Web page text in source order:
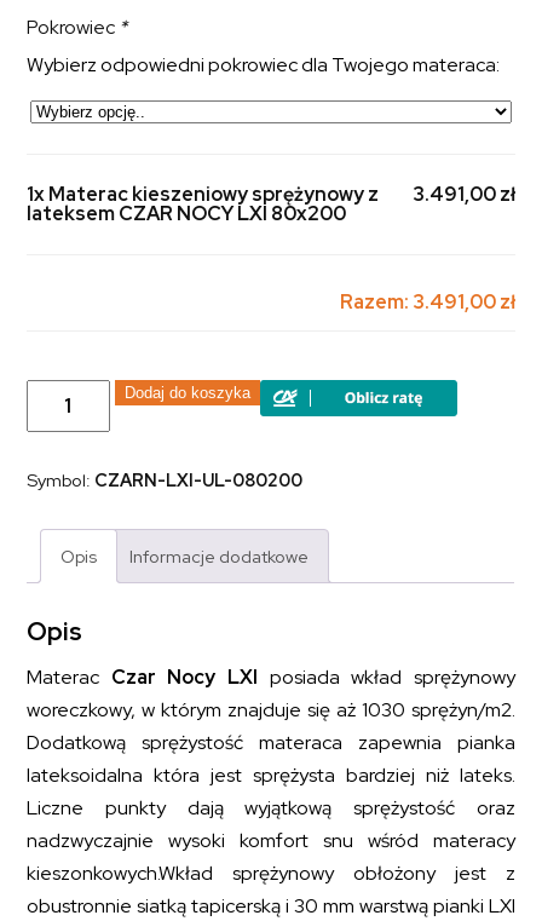
Pokrowiec *
Wybierz odpowiedni pokrowiec dla Twojego materaca:
1x Materac kieszeniowy sprężynowy z
lateksem CZAR NOCY LXI 80x200
3.491,00 zł
Razem: 3.491,00 zł
ilość
Materac
kieszeniowy
lateksem
NOCY
80x200
Dodaj do koszyka
Symbol: CZARN-LXI-UL-080200
Opis Informacje dodatkowe
Opis
Materac Czar Nocy LXI posiada wkład sprężynowy
woreczkowy, w którym znajduje się aż 1030 sprężyn/m2.
Dodatkową sprężystość materaca zapewnia pianka
lateksoidalna która jest sprężysta bardziej niż lateks.
Liczne punkty dają wyjątkową sprężystość oraz
nadzwyczajnie wysoki komfort snu wśród materacy
kieszonkowych.Wkład sprężynowy obłożony jest z
obustronnie siatką tapicerską i 30 mm warstwą pianki LXI